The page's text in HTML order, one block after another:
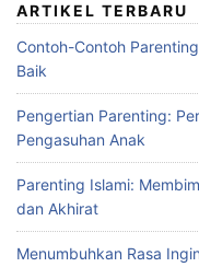
ARTIKEL TERBARU
Contoh-Contoh
Baik
Pengertian Parenting:
Pengasuhan Anak
Parenting Islami:
dan Akhirat
Menumbuhkan Rasa